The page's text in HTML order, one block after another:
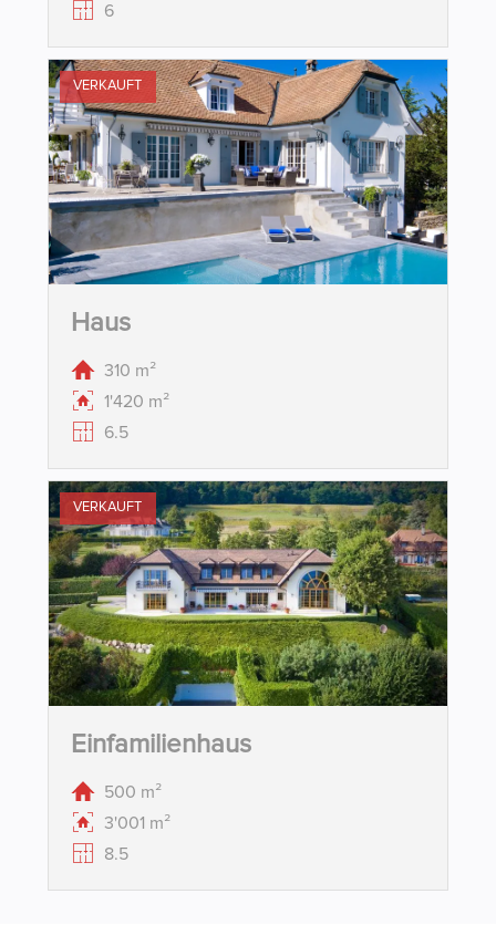
6
VERKAUFT
Haus
310 m²
1'420 m²
6.5
VERKAUFT
Einfamilienhaus
500 m²
3'001 m²
8.5